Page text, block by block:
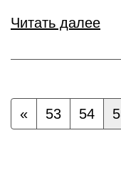
Читать далее
« 53 54